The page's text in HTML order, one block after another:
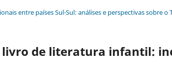
entre países Sul-Sul: análises e perspectivas sobre
de literatura infantil: